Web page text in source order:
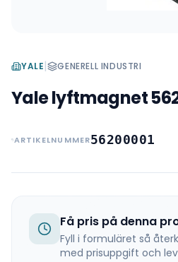
YALE| GENERELL INDUSTRI
Yale lyftmagnet
ARTIKELNUMMER56200001
Få pris på denna
Fyll i formuläret så
med prisuppgift och